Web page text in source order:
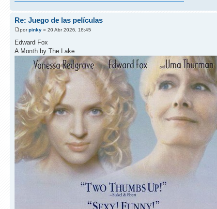
Re: Juego de las películas
porpinky » 20 Abr 2026, 18:45
Edward Fox
A Month by The Lake